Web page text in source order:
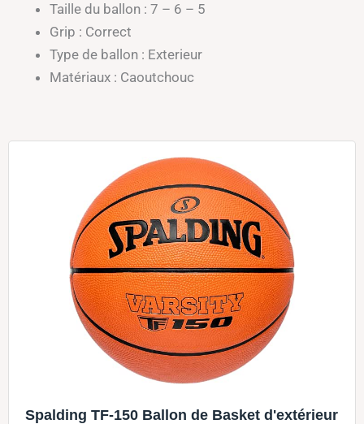
Taille du ballon : 7 – 6 – 5
Grip : Correct
Type de ballon : Exterieur
Matériaux : Caoutchouc
Spalding TF-150 Ballon de Basket d'extérieur